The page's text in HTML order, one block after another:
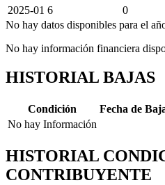
2025-01 6 0
No hay datos disponibles para el
No hay información financiera
HISTORIAL BAJAS
Condición
Fecha de
No hay Información
HISTORIAL
CONTRIBUYENTE